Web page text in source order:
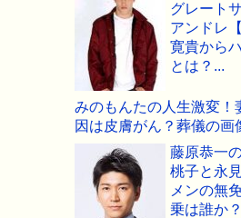
グレート
アンドレ
寛貴から
とは？...
みのもんたの人生激変！
因は皮膚がん？葬儀の画
藤原恭一
桃子と永
メンの無
乗は誰か